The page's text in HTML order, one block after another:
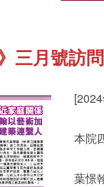
三月號訪
本院
葉憬